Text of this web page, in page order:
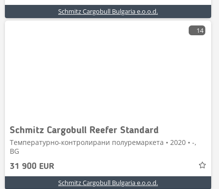
Schmitz Cargobull Bulgaria e.o.o.d.
14
Schmitz Cargobull Reefer Standard
Температурно-контролирани полуремаркета • 2020 • -,
BG
31 900 EUR
Schmitz Cargobull Bulgaria e.o.o.d.